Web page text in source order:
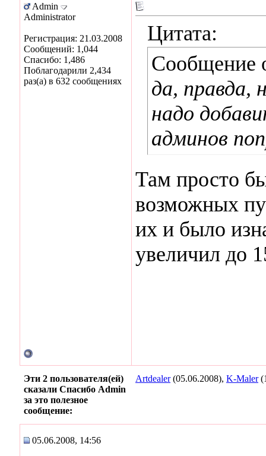
Admin
Administrator
Регистрация: 21.03.2008
Сообщений: 1,044
Спасибо: 1,486
Поблагодарили 2,434
раз(а) в 632 сообщениях
Цитата:
Сообщение
да, правда,
надо
админов
Там просто
возможных
их и было
увеличил до
Эти 2 пользователя(ей)
сказали Спасибо Admin
за это полезное
сообщение:
Artdealer(05.06.2008), K-Maler
05.06.2008, 14:56